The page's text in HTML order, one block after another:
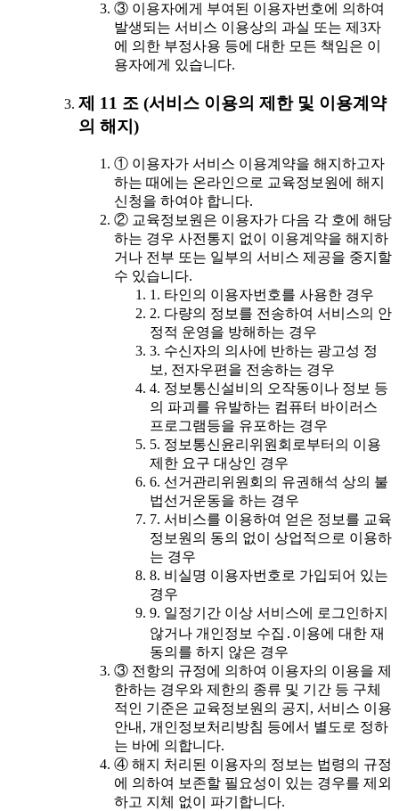
③ 이용자에게 부여된 이용자번호에 의하여
발생되는 서비스 이용상의 과실 또는 제3자
에 의한 부정사용 등에 대한 모든 책임은 이
용자에게 있습니다.
제 11 조 (서비스 이용의 제한 및 이용계약
의 해지)
① 이용자가 서비스 이용계약을 해지하고자
하는 때에는 온라인으로 교육정보원에 해지
신청을 하여야 합니다.
② 교육정보원은 이용자가 다음 각 호에 해당
하는 경우 사전통지 없이 이용계약을 해지하
거나 전부 또는 일부의 서비스 제공을 중지할
수 있습니다.
1. 타인의 이용자번호를 사용한 경우
2. 다량의 정보를 전송하여 서비스의 안
정적 운영을 방해하는 경우
3. 수신자의 의사에 반하는 광고성 정
보, 전자우편을 전송하는 경우
4. 정보통신설비의 오작동이나 정보 등
의 파괴를 유발하는 컴퓨터 바이러스
프로그램등을 유포하는 경우
5. 정보통신윤리위원회로부터의 이용
제한 요구 대상인 경우
6. 선거관리위원회의 유권해석 상의 불
법선거운동을 하는 경우
7. 서비스를 이용하여 얻은 정보를 교육
정보원의 동의 없이 상업적으로 이용하
는 경우
8. 비실명 이용자번호로 가입되어 있는
경우
9. 일정기간 이상 서비스에 로그인하지
않거나 개인정보 수집․이용에 대한 재
동의를 하지 않은 경우
③ 전항의 규정에 의하여 이용자의 이용을 제
한하는 경우와 제한의 종류 및 기간 등 구체
적인 기준은 교육정보원의 공지, 서비스 이용
안내, 개인정보처리방침 등에서 별도로 정하
는 바에 의합니다.
④ 해지 처리된 이용자의 정보는 법령의 규정
에 의하여 보존할 필요성이 있는 경우를 제외
하고 지체 없이 파기합니다.